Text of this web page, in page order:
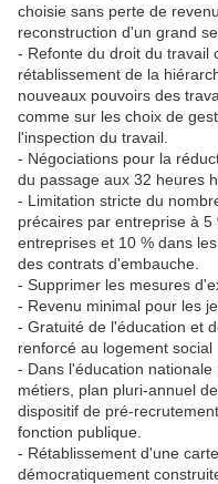
choisie sans perte de
reconstruction d'un grand
- Refonte du droit du travail
rétablissement de la
nouveaux pouvoirs des
comme sur les choix de
l'inspection du travail.
- Négociations pour la
du passage aux 32 heures
- Limitation stricte du
précaires par entreprise à
entreprises et 10 % dans
des contrats d'embauche.
- Supprimer les mesures
- Revenu minimal pour les
- Gratuité de l'éducation et
renforcé au logement social
- Dans l'éducation
métiers, plan pluri-annuel
dispositif de pré-
fonction publique.
- Rétablissement d'une
démocratiquement